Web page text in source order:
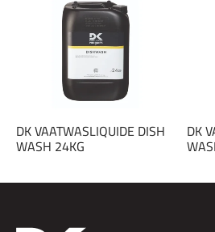
DK VAATWASLIQUIDE DISH
WASH 24KG
DK